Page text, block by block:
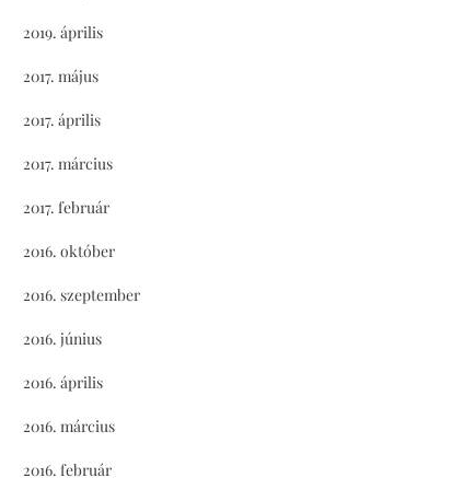
2019. április
2017. május
2017. április
2017. március
2017. február
2016. október
2016. szeptember
2016. június
2016. április
2016. március
2016. február